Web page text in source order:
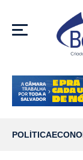
MENU
POLÍTICA